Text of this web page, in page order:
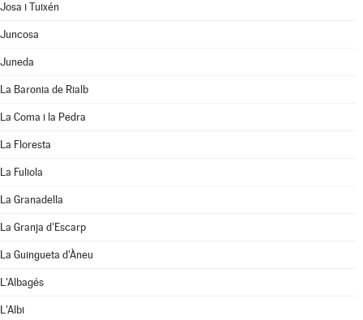
Josa i Tuixén
Juncosa
Juneda
La Baronia de Rialb
La Coma i la Pedra
La Floresta
La Fuliola
La Granadella
La Granja d'Escarp
La Guingueta d'Àneu
L'Albagés
L'Albi